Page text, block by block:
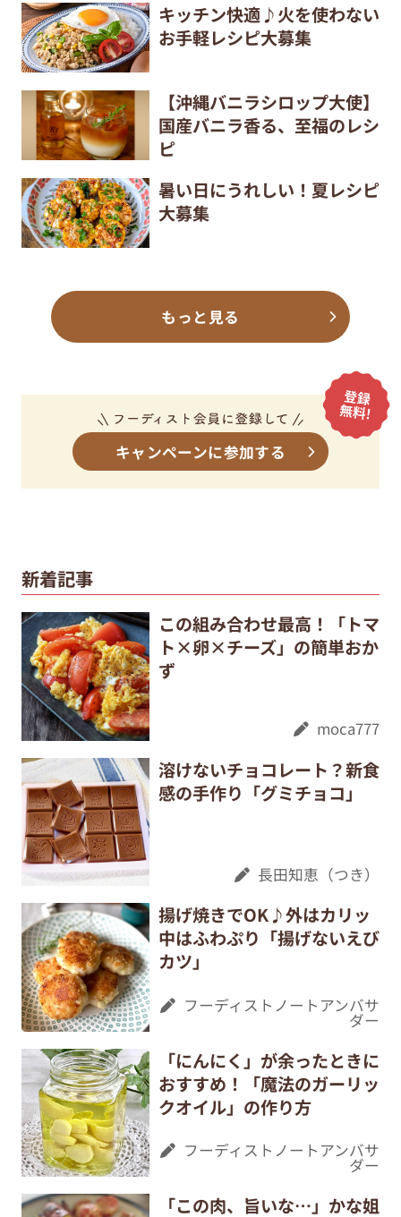
キッチン快適♪火を使わない
お手軽レシピ大募集
【沖縄バニラシロップ大使】
国産バニラ香る、至福のレシ
ピ
暑い日にうれしい！夏レシピ
大募集
もっと見る
キャンペーンに参加する
新着記事
この組み合わせ最高！「トマ
ト×卵×チーズ」の簡単おか
ず
moca777
溶けないチョコレート？新食
感の手作り「グミチョコ」
長田知恵（つき）
揚げ焼きでOK♪外はカリッ
中はふわぷり「揚げないえび
カツ」
フーディストノートアンバサ
ダー
「にんにく」が余ったときに
おすすめ！「魔法のガーリッ
クオイル」の作り方
フーディストノートアンバサ
ダー
「この肉、旨いな…」かな姐